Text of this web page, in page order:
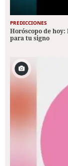
PREDICCIONES
Horóscopo de
para tu signo